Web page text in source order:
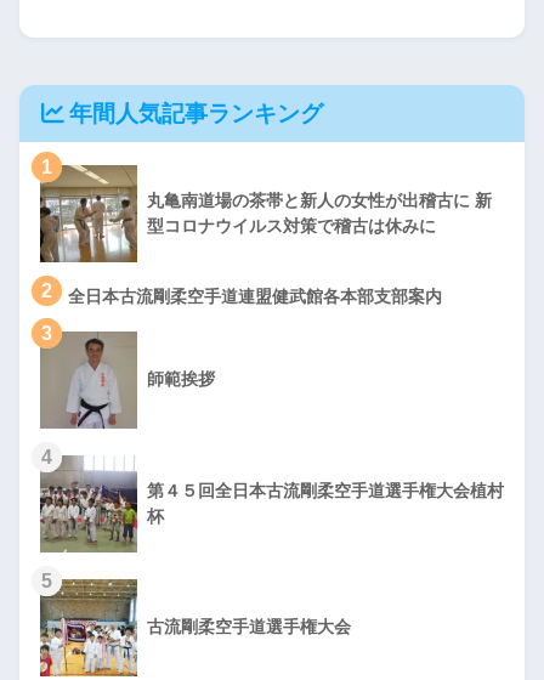
年間人気記事ランキング
1
丸亀南道場の茶帯と新人の女性が出稽古に 新
型コロナウイルス対策で稽古は休みに
2 全日本古流剛柔空手道連盟健武館各本部支部案内
3
師範挨拶
4
第４５回全日本古流剛柔空手道選手権大会植村
杯
5
古流剛柔空手道選手権大会